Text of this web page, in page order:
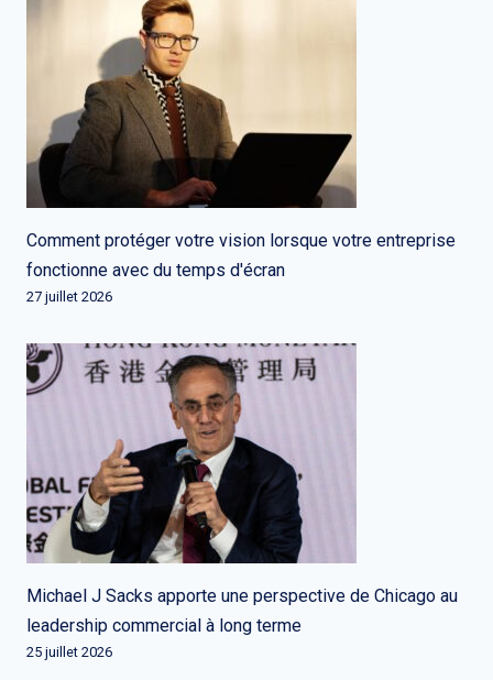
Comment protéger votre vision lorsque votre entreprise
fonctionne avec du temps d'écran
27 juillet 2026
Michael J Sacks apporte une perspective de Chicago au
leadership commercial à long terme
25 juillet 2026